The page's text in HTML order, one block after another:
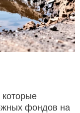
которые
фондов на